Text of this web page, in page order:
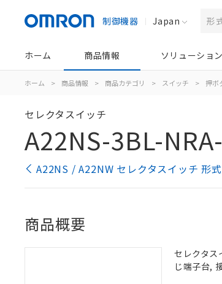
制御機器 Japan
ホーム 商品情報 ソリューション
ホーム > 商品情報 > 商品カテゴリ > スイッチ > 押ボ
セレクタスイッチ
A22NS-3BL-
A22NS / A22NW セレクタスイッチ 形
商品概要
セレクタ
じ端子台,